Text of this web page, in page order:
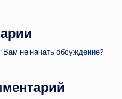
не начать обсуждение?